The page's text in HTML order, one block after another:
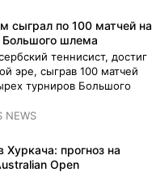
сыграл по 100 матчей на
шлема
теннисист, достиг
эре, сыграв 100 матчей
турниров Большого
NEWS
прогноз на
Open